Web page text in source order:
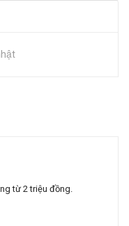
từ 2 triệu đồng.